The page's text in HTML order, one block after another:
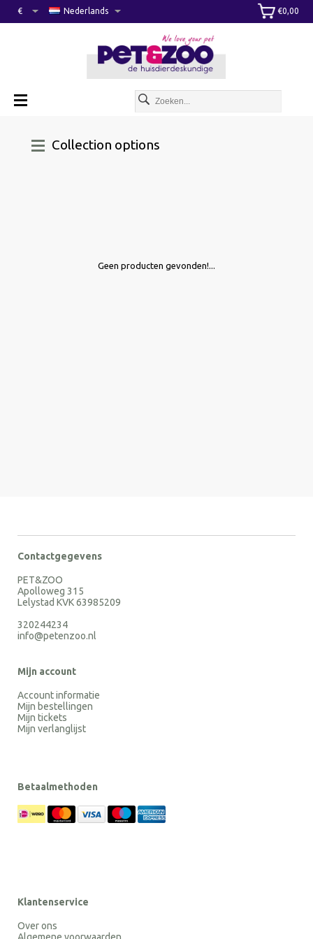
€0,00
Nederlands
€
Collection options
Geen producten gevonden!...
Contactgegevens
PET&ZOO
Apolloweg 315
Lelystad KVK 63985209
320244234
info@petenzoo.nl
Mijn account
Account informatie
Mijn bestellingen
Mijn tickets
Mijn verlanglijst
Betaalmethoden
Klantenservice
Over ons